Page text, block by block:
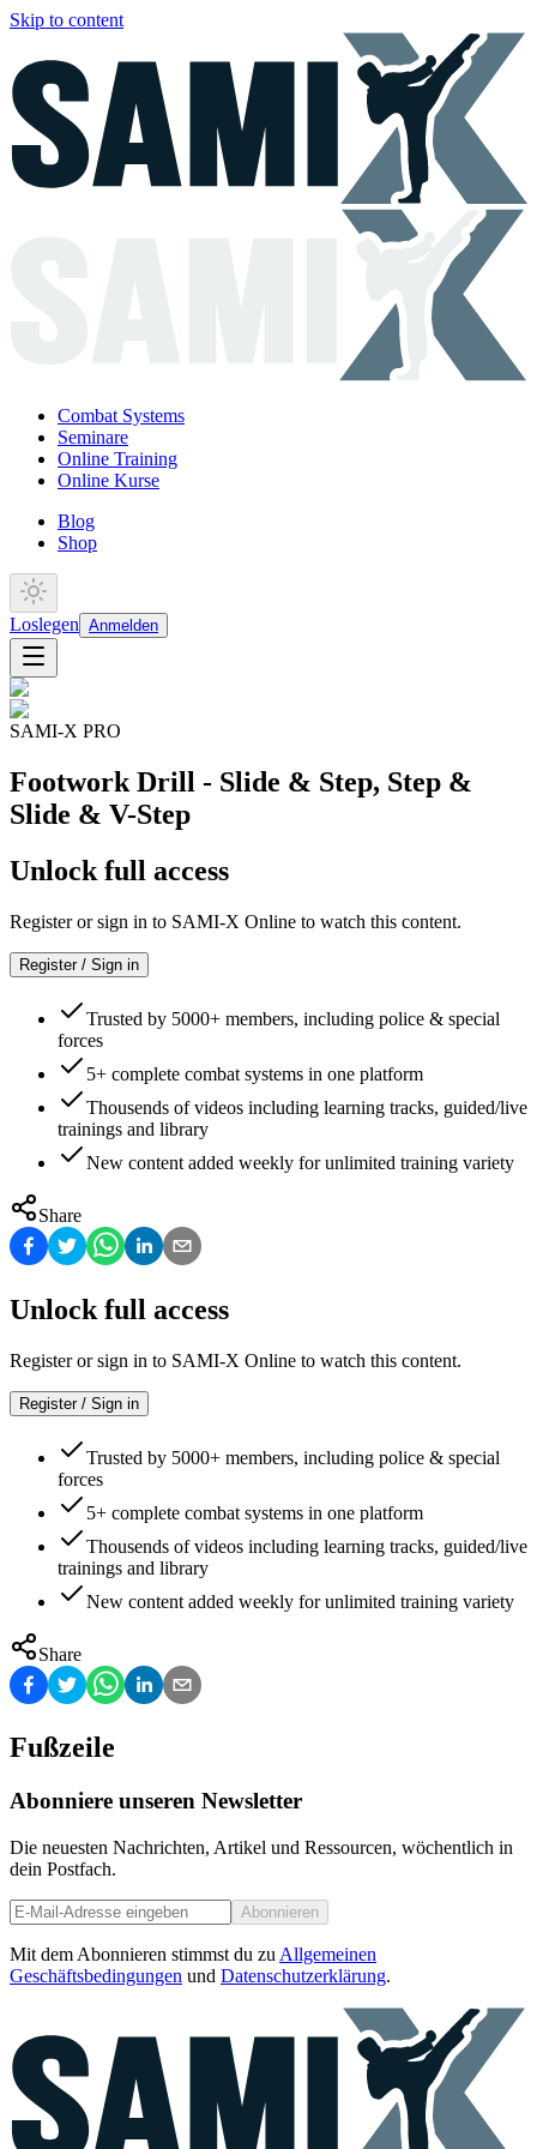
Skip to content
Combat Systems
Seminare
Online Training
Online Kurse
Blog
Shop
Loslegen Anmelden
SAMI-X PRO
Footwork Drill - Slide & Step, Step &
Slide & V-Step
Unlock full access
Register or sign in to SAMI-X Online to watch this content.
Register / Sign in
Trusted by 5000+ members, including police & special
forces
5+ complete combat systems in one platform
Thousends of videos including learning tracks, guided/live
trainings and library
New content added weekly for unlimited training variety
Share
Unlock full access
Register or sign in to SAMI-X Online to watch this content.
Register / Sign in
Trusted by 5000+ members, including police & special
forces
5+ complete combat systems in one platform
Thousends of videos including learning tracks, guided/live
trainings and library
New content added weekly for unlimited training variety
Share
Fußzeile
Abonniere unseren Newsletter
Die neuesten Nachrichten, Artikel und Ressourcen, wöchentlich in
dein Postfach.
Abonnieren
Mit dem Abonnieren stimmst du zu Allgemeinen
Geschäftsbedingungen und Datenschutzerklärung.